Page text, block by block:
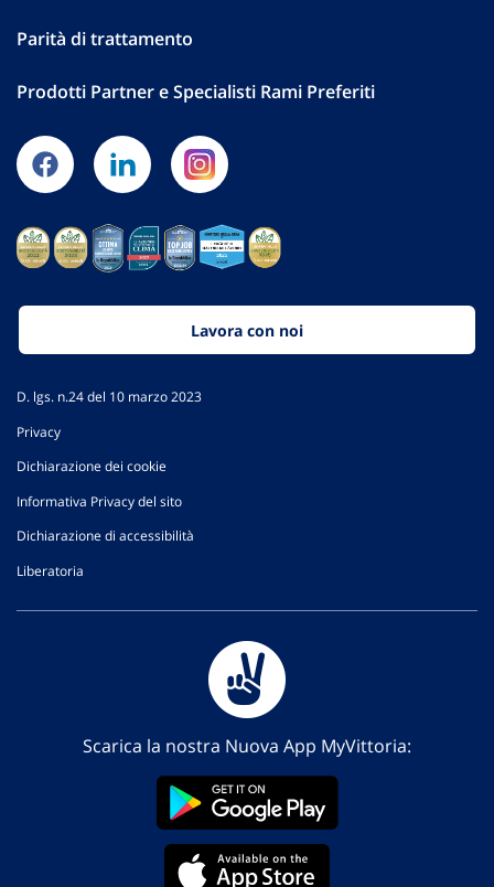
Parità di trattamento
Prodotti Partner e Specialisti Rami Preferiti
Lavora con noi
D. lgs. n.24 del 10 marzo 2023
Privacy
Dichiarazione dei cookie
Informativa Privacy del sito
Dichiarazione di accessibilità
Liberatoria
Scarica la nostra Nuova App MyVittoria: